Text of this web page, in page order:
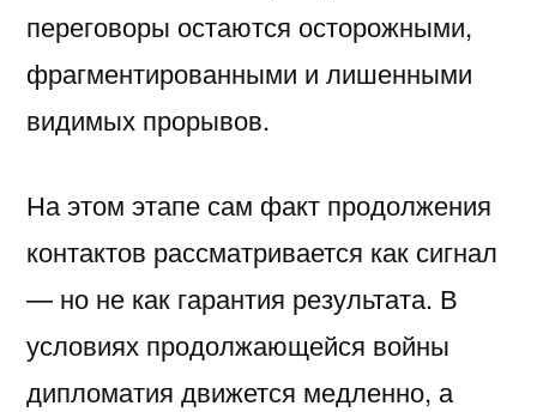
переговоры остаются осторожными,
фрагментированными и лишенными
видимых прорывов.
На этом этапе сам факт продолжения
контактов рассматривается как сигнал
— но не как гарантия результата. В
условиях продолжающейся войны
дипломатия движется медленно, а